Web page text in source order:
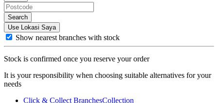
Search
Use Lokasi Saya
Show nearest branches with stock
Stock is confirmed once you reserve your order
It is your responsibility when choosing suitable alternatives for your
needs
Click & Collect BranchesCollection